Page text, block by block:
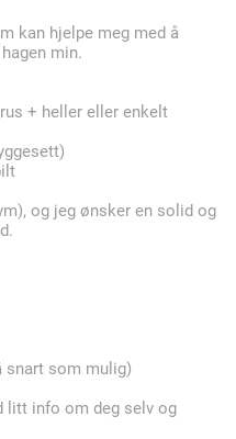
kan hjelpe meg med å
min.
+ heller eller enkelt
og jeg ønsker en solid og
snart som mulig)
litt info om deg selv og